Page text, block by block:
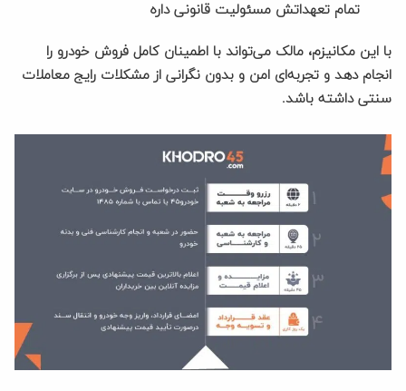
تمام تعهداتش مسئولیت قانونی داره
با این مکانیزم، مالک می‌تواند با اطمینان کامل فروش خودرو را
انجام دهد و تجربه‌ای امن و بدون نگرانی از مشکلات رایج معاملات
سنتی داشته باشد.